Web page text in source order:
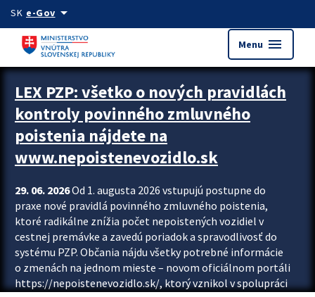
Preskocit na hlavný obsah
SK e-Govarrow_drop_down
Menu menu
Zastavit automatický posun upútavok
LEX PZP: všetko o nových pravidlách
kontroly povinného zmluvného
poistenia nájdete na
www.nepoistenevozidlo.sk
29. 06. 2026Od 1. augusta 2026 vstupujú postupne do
praxe nové pravidlá povinného zmluvného poistenia,
ktoré radikálne znížia počet nepoistených vozidiel v
cestnej premávke a zavedú poriadok a spravodlivosť do
systému PZP. Občania nájdu všetky potrebné informácie
o zmenách na jednom mieste – novom oficiálnom portáli
https://nepoistenevozidlo.sk/, ktorý vznikol v spolupráci